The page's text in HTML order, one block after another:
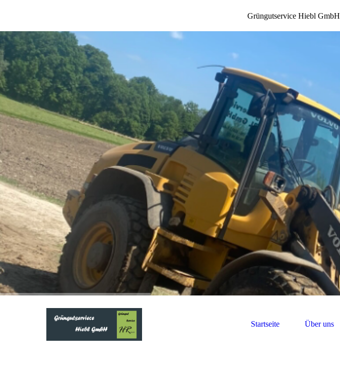
Grüngutservice Hiebl GmbH
Startseite Über uns